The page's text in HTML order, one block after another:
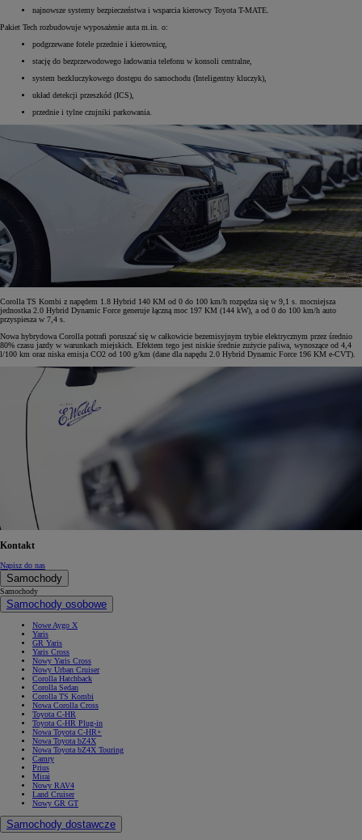
najnowsze systemy bezpieczeństwa i wsparcia kierowcy Toyota T-MATE.
Pakiet Tech rozbudowuje wyposażenie auta m.in. o:
podgrzewane fotele przednie i kierownicę,
stację do bezprzewodowego ładowania telefonu w konsoli centralne,
system bezkluczykowego dostępu do samochodu (Inteligentny kluczyk),
układ detekcji przeszkód (ICS),
przednie i tylne czujniki parkowania.
Corolla TS Kombi z napędem 1.8 Hybrid 140 KM od 0 do 100 km/h rozpędza się w 9,1 s. mocniejsza
jednostka 2.0 Hybrid Dynamic Force generuje łączną moc 197 KM (144 kW), a od 0 do 100 km/h auto
przyspiesza w 7,4 s.
Nowa hybrydowa Corolla potrafi poruszać się w całkowicie bezemisyjnym trybie elektrycznym przez średnio
80% czasu jazdy w warunkach miejskich. Efektem tego jest niskie średnie zużycie paliwa, wynoszące od 4,4
l/100 km oraz niska emisja CO2 od 100 g/km (dane dla napędu 2.0 Hybrid Dynamic Force 196 KM e-CVT).
Kontakt
Napisz do nas
Samochody
Samochody
Samochody osobowe
Nowe Aygo X
Yaris
GR Yaris
Yaris Cross
Nowy Yaris Cross
Nowy Urban Cruiser
Corolla Hatchback
Corolla Sedan
Corolla TS Kombi
Nowa Corolla Cross
Toyota C-HR
Toyota C-HR Plug-in
Nowa Toyota C-HR+
Nowa Toyota bZ4X
Nowa Toyota bZ4X Touring
Camry
Prius
Mirai
Nowy RAV4
Land Cruiser
Nowy GR GT
Samochody dostawcze